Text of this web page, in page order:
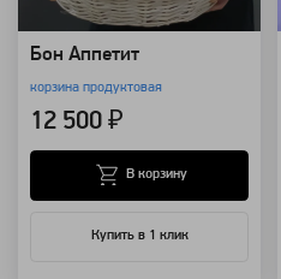
Бон Аппетит
корзина продуктовая
12 500 ₽
Купить в 1 клик
В корзину